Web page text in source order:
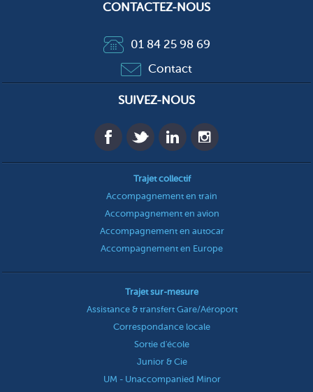
CONTACTEZ-NOUS
01 84 25 98 69
Contact
SUIVEZ-NOUS
Trajet collectif
Accompagnement en train
Accompagnement en avion
Accompagnement en autocar
Accompagnement en Europe
Trajet sur-mesure
Assistance & transfert Gare/Aéroport
Correspondance locale
Sortie d'école
Junior & Cie
UM - Unaccompanied Minor